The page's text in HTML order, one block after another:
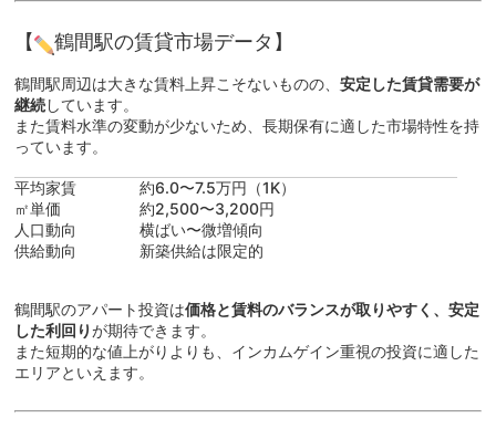
【 鶴間駅の賃貸市場データ】
鶴間駅周辺は大きな賃料上昇こそないものの、安定した賃貸需要が
継続しています。
また賃料水準の変動が少ないため、長期保有に適した市場特性を持
っています。
平均家賃
約6.0〜7.5万円（1K）
㎡単価
約2,500〜3,200円
人口動向
横ばい〜微増傾向
供給動向
新築供給は限定的
鶴間駅のアパート投資は価格と賃料のバランスが取りやすく、安定
した利回りが期待できます。
また短期的な値上がりよりも、インカムゲイン重視の投資に適した
エリアといえます。